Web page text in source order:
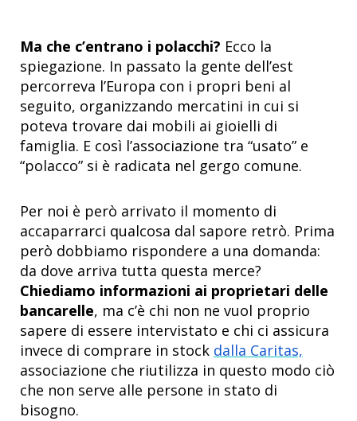
Ma che c’entrano i polacchi? Ecco la
spiegazione. In passato la gente dell’est
percorreva l’Europa con i propri beni al
seguito, organizzando mercatini in cui si
poteva trovare dai mobili ai gioielli di
famiglia. E così l’associazione tra “usato” e
“polacco” si è radicata nel gergo comune.
Per noi è però arrivato il momento di
accaparrarci qualcosa dal sapore retrò. Prima
però dobbiamo rispondere a una domanda:
da dove arriva tutta questa merce?
Chiediamo informazioni ai proprietari delle
bancarelle, ma c’è chi non ne vuol proprio
sapere di essere intervistato e chi ci assicura
invece di comprare in stock dalla Caritas,
associazione che riutilizza in questo modo ciò
che non serve alle persone in stato di
bisogno.